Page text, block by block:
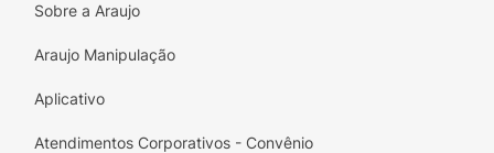
Sobre a Araujo
Araujo Manipulação
Aplicativo
Atendimentos Corporativos - Convênio